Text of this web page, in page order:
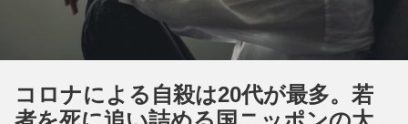
コロナによる自殺は20代が最多。若